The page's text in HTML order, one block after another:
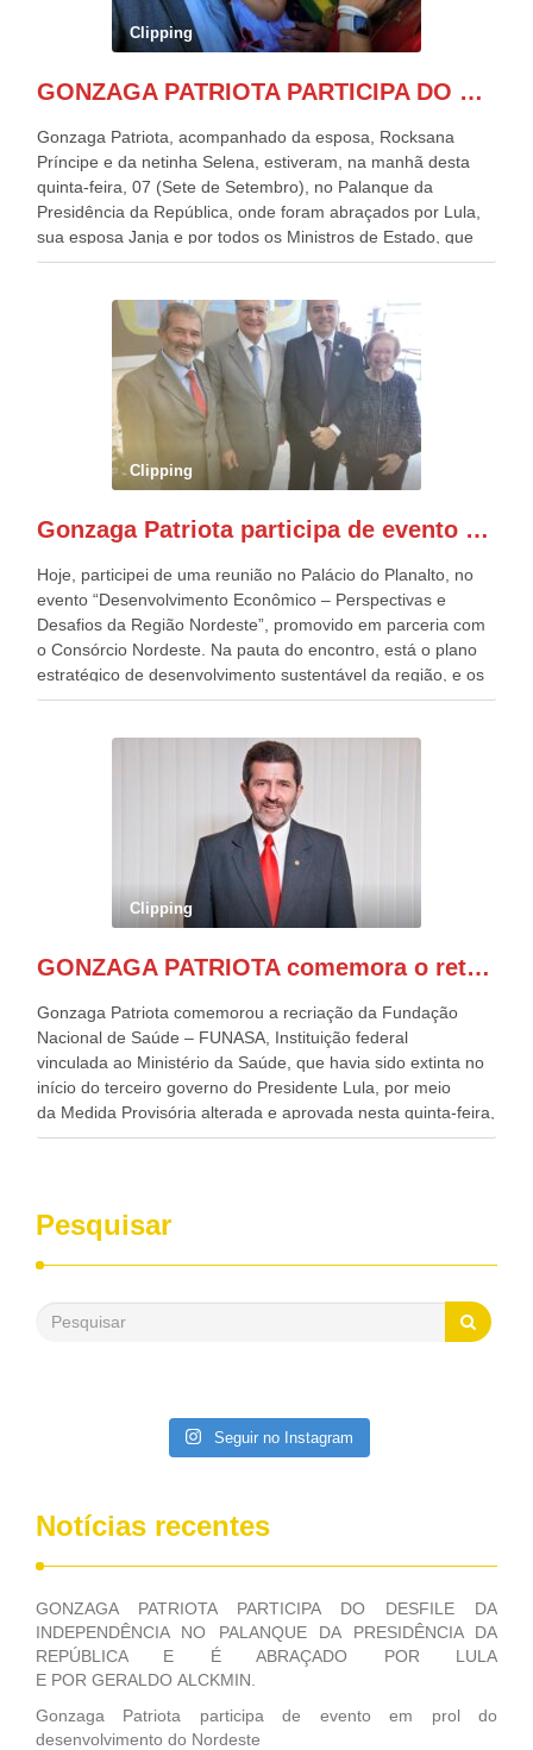
Clipping
GONZAGA PATRIOTA PARTICIPA DO DESFILE DA INDEPENDÊNCIA NO PALANQUE DA PRESIDÊNCIA DA REPÚBLICA E É ABRAÇADO POR LULA E POR GERALDO ALCKMIN.
Gonzaga Patriota, acompanhado da esposa, Rocksana
Príncipe e da netinha Selena, estiveram, na manhã desta
quinta-feira, 07 (Sete de Setembro), no Palanque da
Presidência da República, onde foram abraçados por Lula,
sua esposa Janja e por todos os Ministros de Estado, que
estavam presentes, nos Desfiles da Independência da
outros desfiles, na Esplanada dos Ministérios, disse ter sido
o deste ano, o maior e o mais organizado de todos. “Há
quatro décadas, como Patriota até no nome, participo
anualmente dos desfiles de Sete de Setembro, na
Esplanada dos Ministérios, em Brasília. Este ano, o governo
preparou espaços com cadeiras e coberturas, para 30.000
pessoas, só que o número de Patriotas Brasileiros
Independentes, dobrou na Esplanada. Eu, Lula e os
Patriota.
Clipping
Gonzaga Patriota participa de evento em prol do desenvolvimento do Nordeste
Hoje, participei de uma reunião no Palácio do Planalto, no
evento “Desenvolvimento Econômico – Perspectivas e
Desafios da Região Nordeste”, promovido em parceria com
o Consórcio Nordeste. Na pauta do encontro, está o plano
estratégico de desenvolvimento sustentável da região, e os
desafios para a elaboração de políticas públicas, que
evento contou com a presença do Vice-presidente Geraldo
Alckmin, que também ocupa o Ministério do
Desenvolvimento, Indústria, Comércio e Serviços, o ex
governador de Pernambuco, agora Presidente do Banco do
Nordeste, Paulo Câmara, o ex Deputado Federal, e
atualmente Superintendente da SUDENE, Danilo Cabral, da
Governadora de Pernambuco, Raquel Lyra, os ministros da
Casa Civil, Rui Costa, e da Integração e do Desenvolvimento
de todo Nordeste que também ajudam a fomentar o
Clipping
GONZAGA PATRIOTA comemora o retorno da FUNASA
Gonzaga Patriota comemorou a recriação da Fundação
Nacional de Saúde – FUNASA, Instituição federal
vinculada ao Ministério da Saúde, que havia sido extinta no
início do terceiro governo do Presidente Lula, por meio
da Medida Provisória alterada e aprovada nesta quinta-feira,
pelo Congresso Nacional. Gonzaga Patriota disse hoje em
desenvolvimento dos seus municípios e, somente o ano
passado, essa Fundação distribuiu mais de três bilhões de
reais, com suas maravilhosas ações, dentre alas, mais de
saneamento básico, em pequenas comunidades rurais.
Patriota disse ainda que, mesmo sem mandato,
Pesquisar
Seguir no Instagram
Notícias recentes
GONZAGA PATRIOTA PARTICIPA DO DESFILE DA
INDEPENDÊNCIA NO PALANQUE DA PRESIDÊNCIA DA
REPÚBLICA E É ABRAÇADO POR LULA
E POR GERALDO ALCKMIN.
Gonzaga Patriota participa de evento em prol do
desenvolvimento do Nordeste